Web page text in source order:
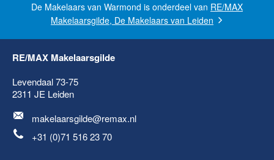
De Makelaars van Warmond is onderdeel van RE/MAX
Makelaarsgilde, De Makelaars van Leiden
RE/MAX Makelaarsgilde
Levendaal 73-75
2311 JE Leiden
makelaarsgilde@remax.nl
+31 (0)71 516 23 70